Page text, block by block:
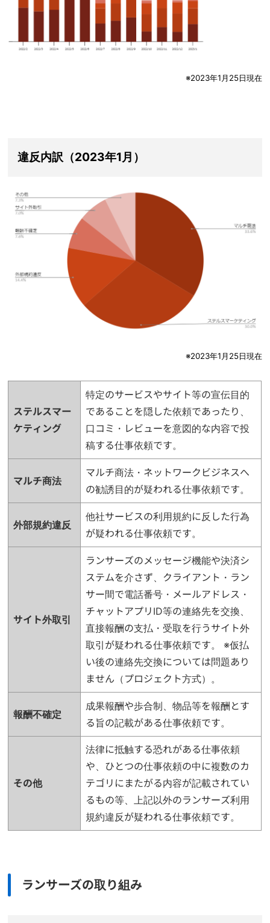
※2023年1月25日現在
違反内訳（2023年1月）
※2023年1月25日現在
ステルスマー
ケティング
特定のサービスやサイト等の宣伝目的
であることを隠した依頼であったり、
口コミ・レビューを意図的な内容で投
稿する仕事依頼です。
マルチ商法
マルチ商法・ネットワークビジネスへ
の勧誘目的が疑われる仕事依頼です。
外部規約違反
他社サービスの利用規約に反した行為
が疑われる仕事依頼です。
サイト外取引
ランサーズのメッセージ機能や決済シ
ステムを介さず、クライアント・ラン
サー間で電話番号・メールアドレス・
チャットアプリID等の連絡先を交換、
直接報酬の支払・受取を行うサイト外
取引が疑われる仕事依頼です。 ※仮払
い後の連絡先交換については問題あり
ません（プロジェクト方式）。
報酬不確定
成果報酬や歩合制、物品等を報酬とす
る旨の記載がある仕事依頼です。
その他
法律に抵触する恐れがある仕事依頼
や、ひとつの仕事依頼の中に複数のカ
テゴリにまたがる内容が記載されてい
るもの等、上記以外のランサーズ利用
規約違反が疑われる仕事依頼です。
ランサーズの取り組み